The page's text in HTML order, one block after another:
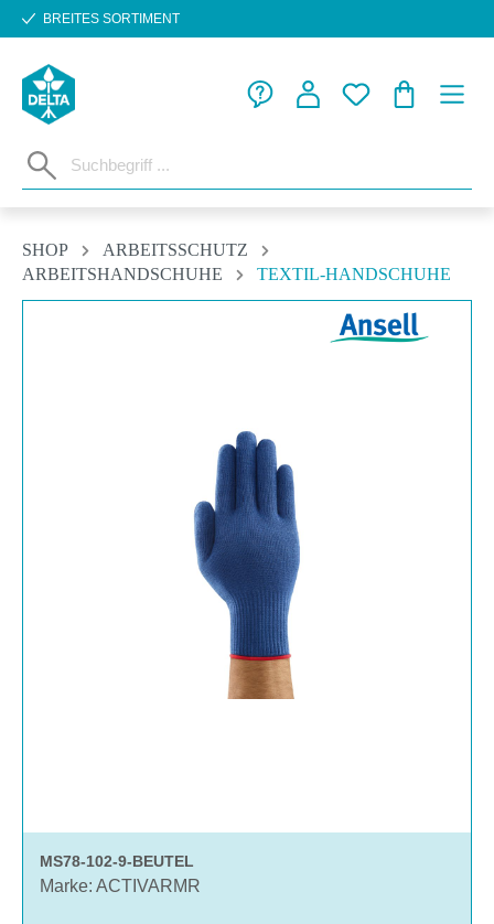
Zum Hauptinhalt springen
BREITES SORTIMENT
SHOP
ARBEITSSCHUTZ
ARBEITSHANDSCHUHE
TEXTIL-HANDSCHUHE
MS78-102-9-BEUTEL
Marke: ACTIVARMR